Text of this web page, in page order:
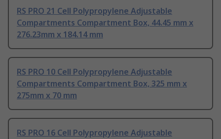
RS PRO 21 Cell Polypropylene Adjustable
Compartments Compartment Box, 44.45 mm x
276.23mm x 184.14 mm
RS PRO 10 Cell Polypropylene Adjustable
Compartments Compartment Box, 325 mm x
275mm x 70 mm
RS PRO 16 Cell Polypropylene Adjustable